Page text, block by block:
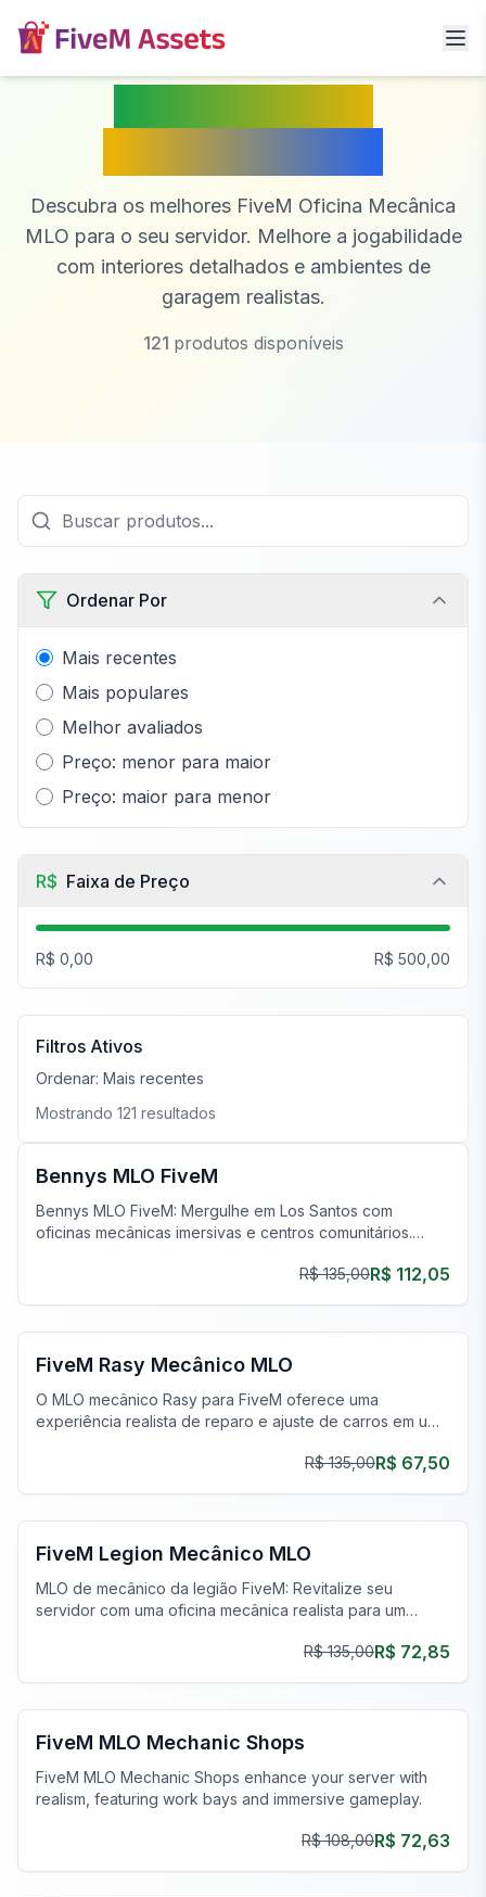
Descubra os melhores FiveM Oficina Mecânica
MLO para o seu servidor. Melhore a jogabilidade
com interiores detalhados e ambientes de
garagem realistas.
121 produtos disponíveis
Ordenar Por
Mais recentes
Mais populares
Melhor avaliados
Preço: menor para maior
Preço: maior para menor
R$ Faixa de Preço
R$ 0,00 R$ 500,00
Filtros Ativos
Ordenar: Mais recentes
Mostrando 121 resultados
FiveM Oficina Mecânica MLO
Bennys MLO FiveM
Bennys MLO FiveM: Mergulhe em Los Santos com
oficinas mecânicas imersivas e centros comunitários.
R$ 135,00R$ 112,05
FiveM Oficina Mecânica MLO
FiveM Rasy Mecânico MLO
O MLO mecânico Rasy para FiveM oferece uma
experiência realista de reparo e ajuste de carros em um
R$ 135,00R$ 67,50
FiveM Oficina Mecânica MLO
FiveM Legion Mecânico MLO
MLO de mecânico da legião FiveM: Revitalize seu
servidor com uma oficina mecânica realista para um
R$ 135,00R$ 72,85
FiveM Oficina Mecânica MLO
FiveM MLO Mechanic Shops
FiveM MLO Mechanic Shops enhance your server with
realism, featuring work bays and immersive gameplay.
R$ 108,00R$ 72,63
FiveM Oficina Mecânica MLO